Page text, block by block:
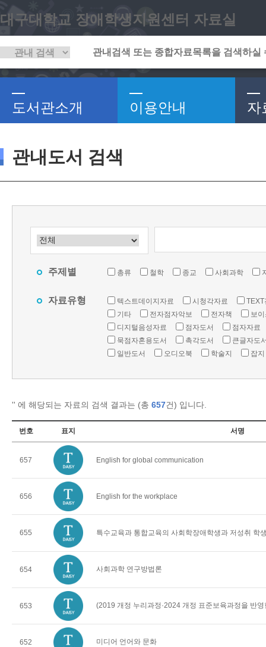
대구대학교 장애학생지원센터 자료실
도서관소개 이용안내 자
관내도서 검색
주제별 총류 철학 종교 사회과학
자료유형 텍스트데이지자료 시청각자료
TEXT
기타
전자점자악보 전자책
보
디지털음성자료
점자도서
점자자료
묵점자혼용도서
촉각도서
큰글자도
일반도서
오디오북 학술지 잡지
'' 에 해당되는 자료의 검색 결과는 (총 657건) 입니다.
번호 표지 서명
657 English for global communication
656 English for the workplace
655 특수교육과 통합교육의 사회학장애학생과 저성취 학
654 사회과학 연구방법론
653 (2019 개정 누리과정·2024 개정 표준보육과정을 반
652 미디어 언어와 문화